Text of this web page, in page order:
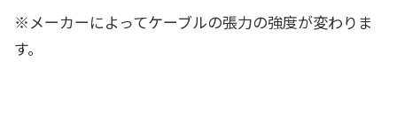
※メーカーによってケーブルの張力の強度が変わりま
す。